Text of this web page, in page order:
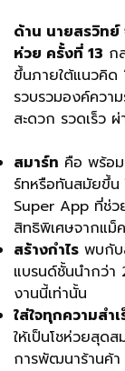
ด้าน นายสรวิทย์
ห่วย ครั้งที่ 13 ก
ขึ้นภายใต้แนวคิด
รวบรวมองค์ความ
สะดวก รวดเร็ว
สมาร์ท คือ พร้อม
ร์ทหรือทันสมัยขึ้น
Super App ที่ช่ว
สิทธิพิเศษจากแม็
สร้างกำไร พบกับ
แบรนด์ชั้นนำกว่า
งานนี้เท่านั้น
ใส่ใจทุกความสำเ
ให้เป็นโชห่วยสุดส
การพัฒนาร้านค้า